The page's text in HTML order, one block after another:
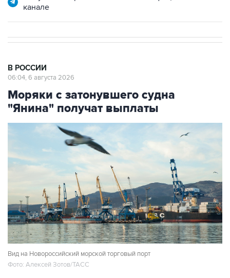
канале
В РОССИИ
06:04, 6 августа 2026
Моряки с затонувшего судна
"Янина" получат выплаты
Вид на Новороссийский морской торговый порт
Фото: Алексей Зотов/ТАСС